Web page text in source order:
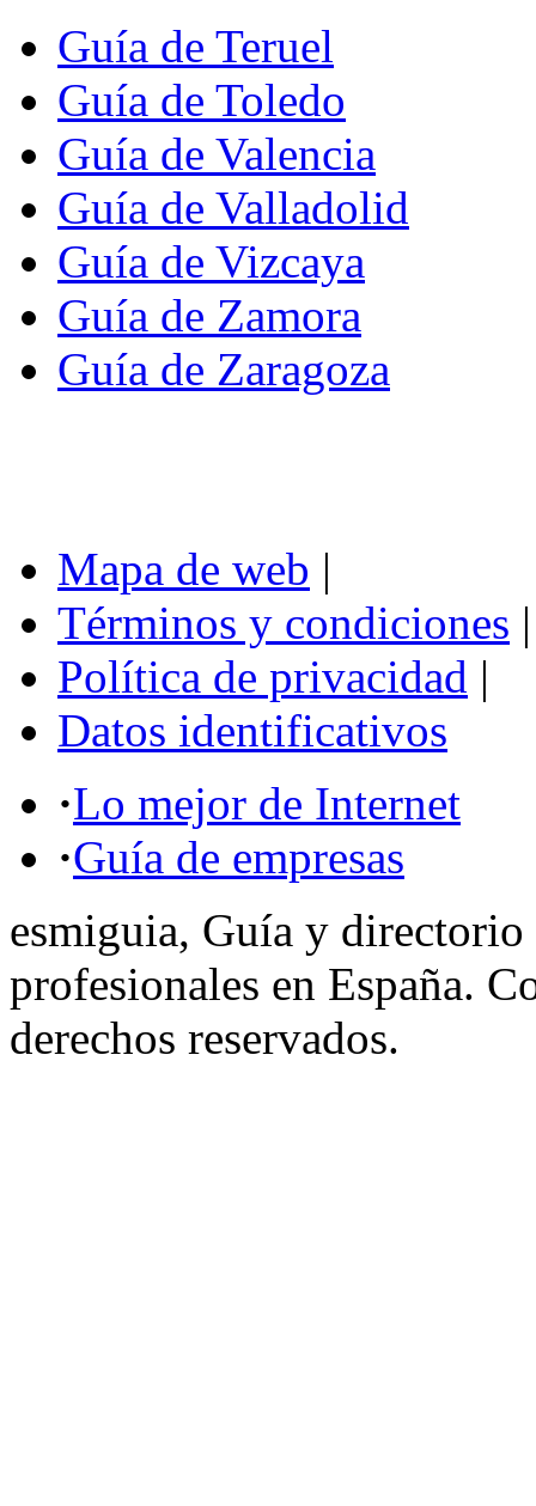
Guía de Teruel
Guía de Toledo
Guía de Valencia
Guía de Valladolid
Guía de Vizcaya
Guía de Zamora
Guía de Zaragoza
Mapa de web |
Términos y condiciones |
Política de privacidad |
Datos identificativos
·Lo mejor de Internet
·Guía de empresas
esmiguia, Guía y directorio
profesionales en España.
derechos reservados.